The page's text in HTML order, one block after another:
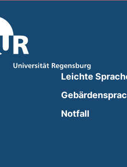
opens in a new window)
Leichte
Notfall